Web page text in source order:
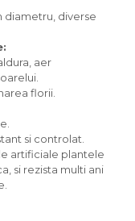
diametru, diverse
aer
florii.
si controlat.
artificiale plantele
si rezista multi ani